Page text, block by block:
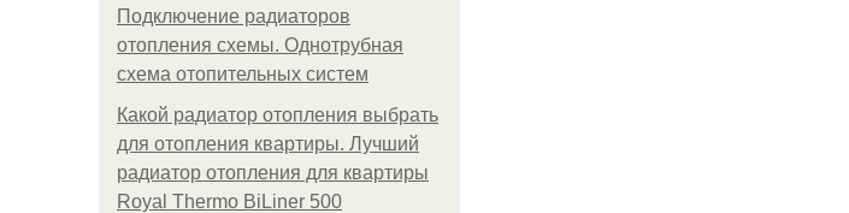
Подключение радиаторов
отопления схемы. Однотрубная
схема отопительных систем
Какой радиатор отопления выбрать
для отопления квартиры. Лучший
радиатор отопления для квартиры
Royal Thermo BiLiner 500